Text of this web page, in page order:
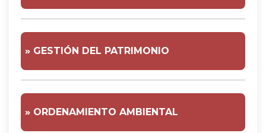
» GESTIÓN DEL PATRIMONIO
» ORDENAMIENTO AMBIENTAL